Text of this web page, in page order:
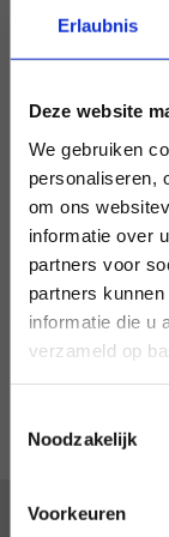
Erlaubnis
Deze website
We gebruiken
personaliseren,
om ons
informatie over
partners voor
partners
informatie die u
verzameld op
Noodzakelijk
Voorkeuren